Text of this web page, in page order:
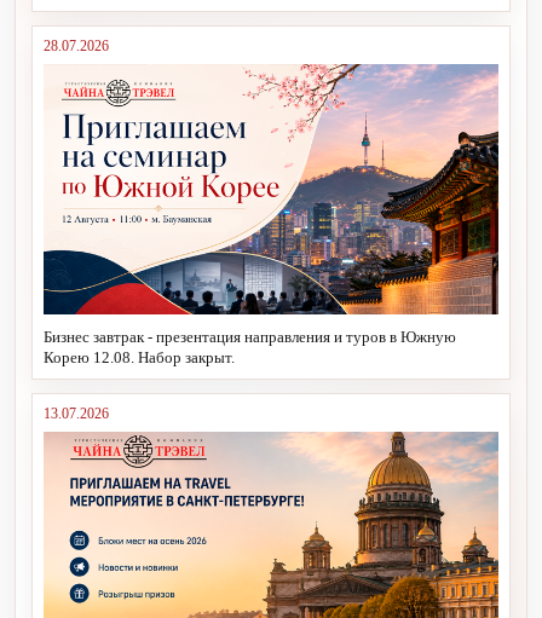
28.07.2026
Бизнес завтрак - презентация направления и туров в Южную
Корею 12.08. Набор закрыт.
13.07.2026